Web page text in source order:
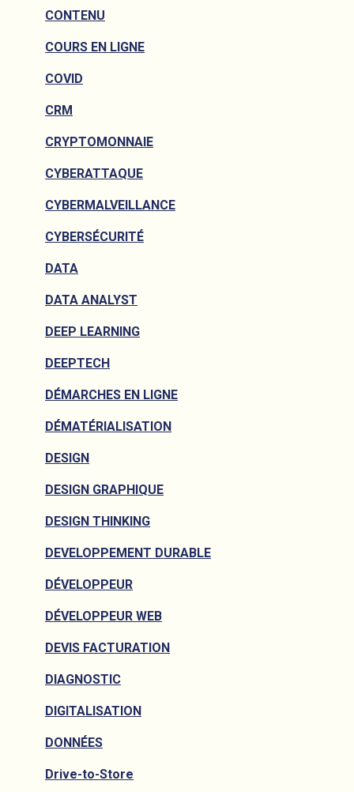
CONTENU
COURS EN LIGNE
COVID
CRM
CRYPTOMONNAIE
CYBERATTAQUE
CYBERMALVEILLANCE
CYBERSÉCURITÉ
DATA
DATA ANALYST
DEEP LEARNING
DEEPTECH
DÉMARCHES EN LIGNE
DÉMATÉRIALISATION
DESIGN
DESIGN GRAPHIQUE
DESIGN THINKING
DEVELOPPEMENT DURABLE
DÉVELOPPEUR
DÉVELOPPEUR WEB
DEVIS FACTURATION
DIAGNOSTIC
DIGITALISATION
DONNÉES
Drive-to-Store